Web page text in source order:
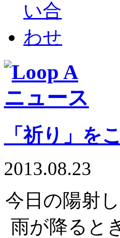
「祈り」を
2013.08.23
今日の陽射
雨が降ると